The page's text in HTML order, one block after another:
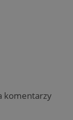
komentarzy